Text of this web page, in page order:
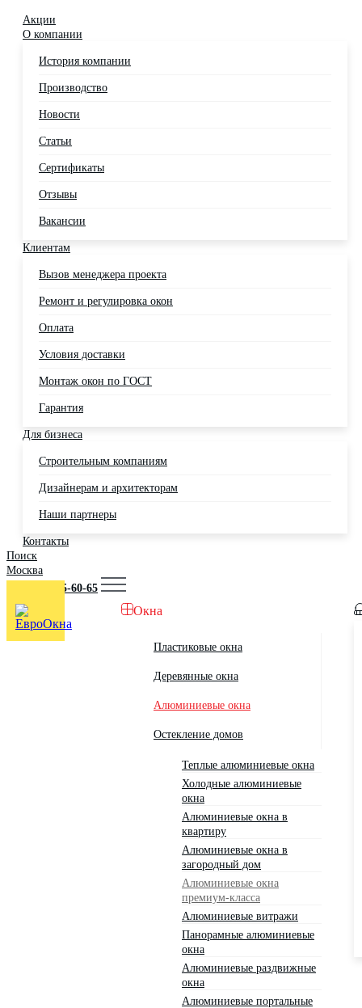
Акции
О компании
История компании
Производство
Новости
Статьи
Сертификаты
Отзывы
Вакансии
Клиентам
Вызов менеджера проекта
Ремонт и регулировка окон
Оплата
Условия доставки
Монтаж окон по ГОСТ
Гарантия
Для бизнеса
Строительным компаниям
Дизайнерам и архитекторам
Наши партнеры
Контакты
Поиск
Москва
+7 (495) 725-60-65
Окна
Пластиковые окна
Деревянные окна
Алюминиевые окна
Остекление домов
Теплые алюминиевые окна
Холодные алюминиевые
окна
Алюминиевые окна в
квартиру
Алюминиевые окна в
загородный дом
Алюминиевые окна
премиум-класса
Алюминиевые витражи
Панорамные алюминиевые
окна
Алюминиевые раздвижные
окна
Алюминиевые портальные